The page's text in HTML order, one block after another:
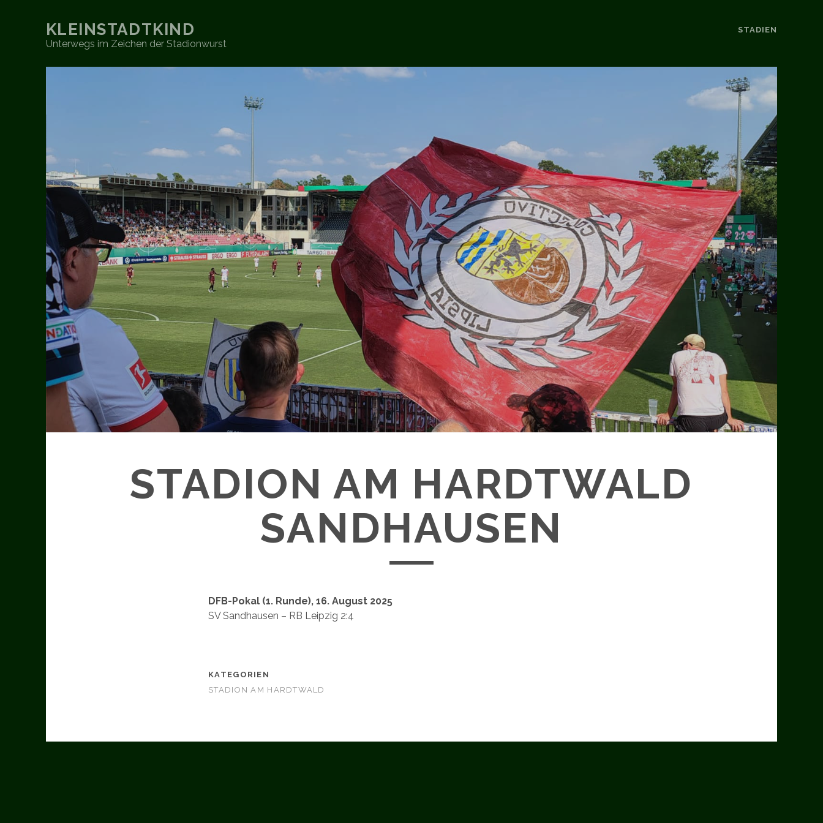
KLEINSTADTKIND
Unterwegs im Zeichen der Stadionwurst
STADIEN
STADION AM HARDTWALD
SANDHAUSEN
DFB-Pokal (1. Runde), 16. August 2025
SV Sandhausen – RB Leipzig 2:4
KATEGORIEN
STADION AM HARDTWALD